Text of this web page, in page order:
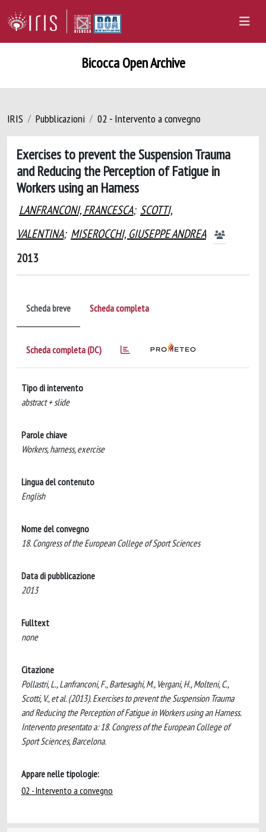
Bicocca Open Archive
IRIS Pubblicazioni 02 - Intervento a convegno
Exercises to prevent the Suspension Trauma
and Reducing the Perception of Fatigue in
Workers using an Harness
LANFRANCONI, FRANCESCA; SCOTTI,
VALENTINA; MISEROCCHI, GIUSEPPE ANDREA
2013
Scheda breve Scheda completa
Scheda completa (DC)
Tipo di intervento
abstract + slide
Parole chiave
Workers, harness, exercise
Lingua del contenuto
English
Nome del convegno
18. Congress of the European College of Sport Sciences
Data di pubblicazione
2013
Fulltext
none
Citazione
Pollastri, L., Lanfranconi, F., Bartesaghi, M., Vergani, H., Molteni, C.,
Scotti, V., et al. (2013). Exercises to prevent the Suspension Trauma
and Reducing the Perception of Fatigue in Workers using an Harness.
Intervento presentato a: 18. Congress of the European College of
Sport Sciences, Barcelona.
Appare nelle tipologie:
02 - Intervento a convegno